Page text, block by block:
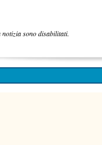
notizia sono disabilitati.